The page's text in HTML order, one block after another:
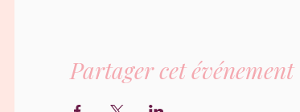
Partager cet événement